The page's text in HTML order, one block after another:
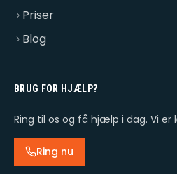
Priser
Blog
BRUG FOR HJÆLP?
Ring til os og få hjælp i dag. Vi er
Ring nu